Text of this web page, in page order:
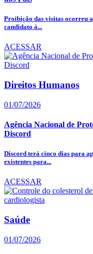
Proibição das visitas ocorreu
candidato à...
ACESSAR
Direitos Humanos
01/07/2026
Agência Nacional de
Discord
Discord terá cinco dias para
existentes para...
ACESSAR
Saúde
01/07/2026